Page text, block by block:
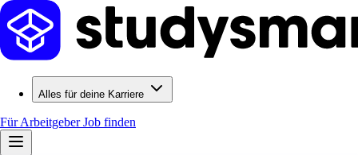
Alles für deine Karriere
Für ArbeitgeberJob finden